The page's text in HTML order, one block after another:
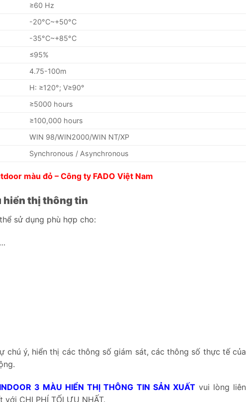
≥60 Hz
-20°C~+50°C
-35°C~+85°C
≤95%
4.75-100m
H: ≥120°; V≥90°
≥5000 hours
≥100,000 hours
WIN 98/WIN2000/WIN NT/XP
Synchronous / Asynchronous
màu đỏ – Công ty FADO Việt Nam
hiển thị thông tin
sử dụng phù hợp cho:
chú ý, hiển thị các thông số giám sát, các thông số thực tế của
3 MÀU HIỂN THỊ THÔNG TIN SẢN XUẤTvui lòng liên
CHI PHÍ TỐI ƯU NHẤT.